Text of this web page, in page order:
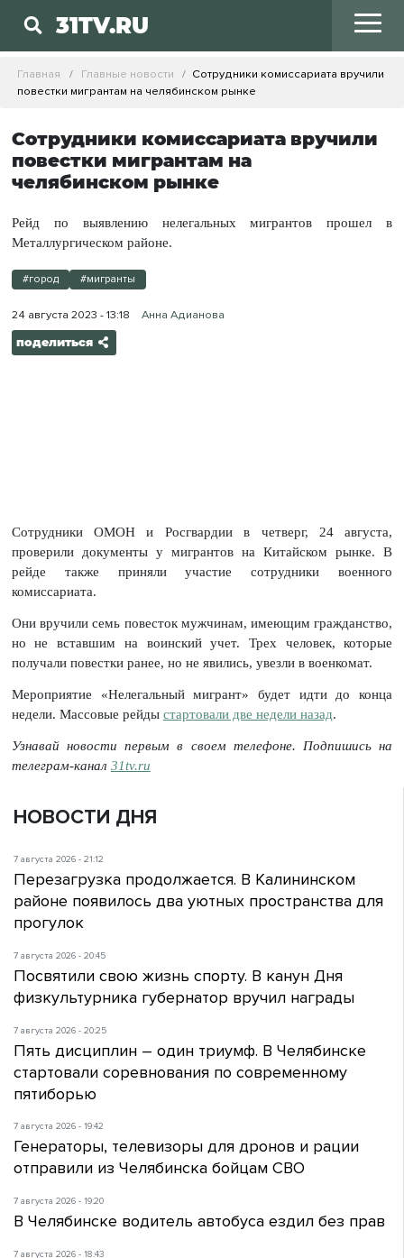
31TV.RU
Главная Главные новости
Сотрудники комиссариата вручили
повестки мигрантам на челябинском рынке
Сотрудники комиссариата вручили
повестки мигрантам на
челябинском рынке
Рейд по выявлению нелегальных мигрантов прошел в
Металлургическом районе.
#город #мигранты
24 августа 2023 - 13:18 Анна Адианова
поделиться
Сотрудники ОМОН и Росгвардии в четверг, 24 августа,
проверили документы у мигрантов на Китайском рынке. В
рейде также приняли участие сотрудники военного
комиссариата.
Они вручили семь повесток мужчинам, имеющим гражданство,
но не вставшим на воинский учет. Трех человек, которые
получали повестки ранее, но не явились, увезли в военкомат.
Мероприятие «Нелегальный мигрант» будет идти до конца
недели. Массовые рейды стартовали две недели назад.
Узнавай новости первым в своем телефоне. Подпишись на
телеграм-канал 31tv.ru
НОВОСТИ ДНЯ
7 августа 2026 - 21:12
Перезагрузка продолжается. В Калининском
районе появилось два уютных пространства для
прогулок
7 августа 2026 - 20:45
Посвятили свою жизнь спорту. В канун Дня
физкультурника губернатор вручил награды
7 августа 2026 - 20:25
Пять дисциплин – один триумф. В Челябинске
стартовали соревнования по современному
пятиборью
7 августа 2026 - 19:42
Генераторы, телевизоры для дронов и рации
отправили из Челябинска бойцам СВО
7 августа 2026 - 19:20
В Челябинске водитель автобуса ездил без прав
7 августа 2026 - 18:43